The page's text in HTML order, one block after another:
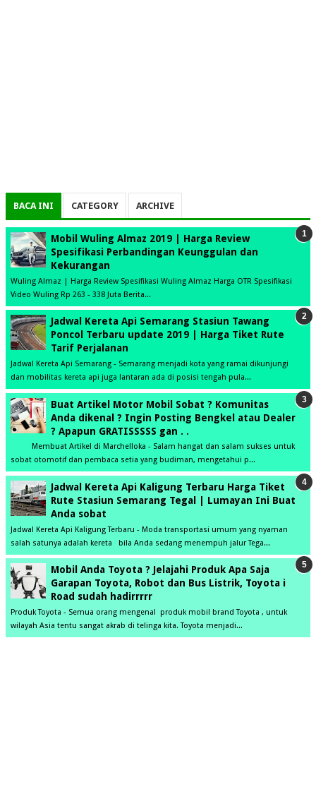
BACA INI CATEGORY ARCHIVE
Mobil Wuling Almaz 2019 | Harga Review
Spesifikasi Perbandingan Keunggulan dan
Kekurangan
Wuling Almaz | Harga Review Spesifikasi Wuling Almaz Harga OTR Spesifikasi
Video Wuling Rp 263 - 338 Juta Berita...
Jadwal Kereta Api Semarang Stasiun Tawang
Poncol Terbaru update 2019 | Harga Tiket Rute
Tarif Perjalanan
Jadwal Kereta Api Semarang - Semarang menjadi kota yang ramai dikunjungi
dan mobilitas kereta api juga lantaran ada di posisi tengah pula...
Buat Artikel Motor Mobil Sobat ? Komunitas
Anda dikenal ? Ingin Posting Bengkel atau Dealer
? Apapun GRATISSSSS gan . .
Membuat Artikel di Marchelloka - Salam hangat dan salam sukses untuk
sobat otomotif dan pembaca setia yang budiman, mengetahui p...
Jadwal Kereta Api Kaligung Terbaru Harga Tiket
Rute Stasiun Semarang Tegal | Lumayan Ini Buat
Anda sobat
Jadwal Kereta Api Kaligung Terbaru - Moda transportasi umum yang nyaman
salah satunya adalah kereta bila Anda sedang menempuh jalur Tega...
Mobil Anda Toyota ? Jelajahi Produk Apa Saja
Garapan Toyota, Robot dan Bus Listrik, Toyota i
Road sudah hadirrrrr
Produk Toyota - Semua orang mengenal produk mobil brand Toyota , untuk
wilayah Asia tentu sangat akrab di telinga kita. Toyota menjadi...